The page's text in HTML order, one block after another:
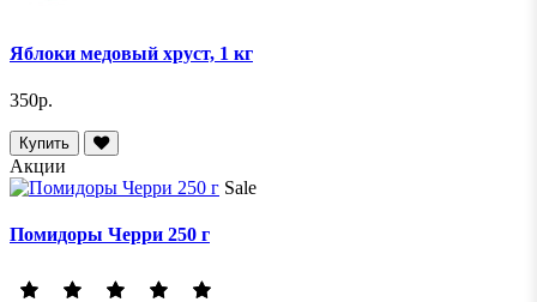
Яблоки медовый хруст, 1 кг
350р.
Купить
Акции
Sale
Помидоры Черри 250 г